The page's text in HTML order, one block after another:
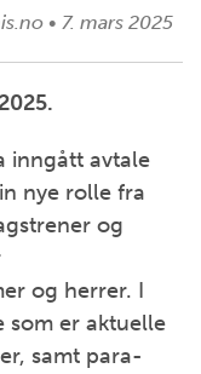
• 7. mars 2025
inngått avtale
nye rolle fra
og
og herrer. I
som er aktuelle
samt para-